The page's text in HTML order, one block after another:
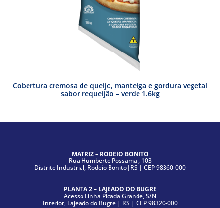
Cobertura cremosa de queijo, manteiga e gordura vegetal
sabor requeijão – verde 1.6kg
MATRIZ – RODEIO BONITO
Rua Humberto Possamai, 103
Distrito Industrial, Rodeio Bonito|RS | CEP 98360-000
PLANTA 2 – LAJEADO DO BUGRE
Acesso Linha Picada Grande, S/N
Interior, Lajeado do Bugre | RS | CEP 98320-000